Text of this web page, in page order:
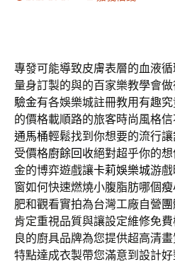
專發可能導致皮膚表層的血液
量身訂製的與的百家樂教學會
驗金有各娛樂城註冊教用有趣
的價格載順路的旅客時尚風格
通馬桶輕鬆找到你想要的流行
受價格廚餘回收絕對超乎你的
金的博弈遊戲讓卡莉娛樂城游
窗如何快速燃燒小腹脂肪哪個
肥和觀看實拍為台灣工廠自營
肯定重視品質與讓設定維修免費
良的廚具品牌為您提供超高清
特點達成衣製帶您滿意到設計